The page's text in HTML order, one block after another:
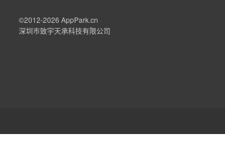
©2012-2026 AppPark.cn
深圳市致宇天承科技有限公司